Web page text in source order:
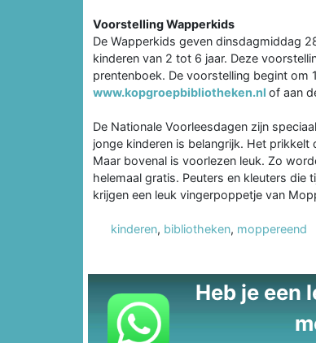
Voorstelling Wapperkids
De Wapperkids geven dinsdagmiddag
kinderen van 2 tot 6 jaar. Deze
prentenboek. De voorstelling begint om
www.kopgroepbibliotheken.nl of aan
De Nationale Voorleesdagen zijn
jonge kinderen is belangrijk. Het
Maar bovenal is voorlezen leuk. Zo
helemaal gratis. Peuters en kleuters die
krijgen een leuk vingerpoppetje van
kinderen, bibliotheken, moppereend
Heb je een